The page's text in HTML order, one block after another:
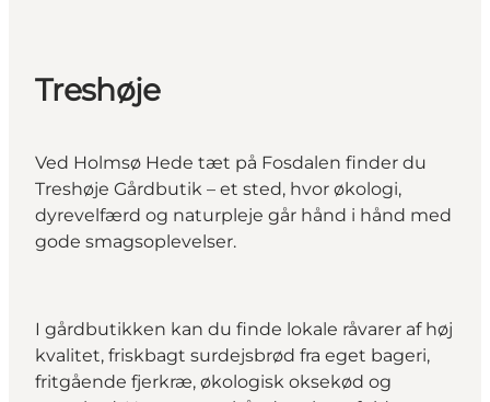
Treshøje
Ved Holmsø Hede tæt på Fosdalen finder du
Treshøje Gårdbutik – et sted, hvor økologi,
dyrevelfærd og naturpleje går hånd i hånd med
gode smagsoplevelser.
I gårdbutikken kan du finde lokale råvarer af høj
kvalitet, friskbagt surdejsbrød fra eget bageri,
fritgående fjerkræ, økologisk oksekød og